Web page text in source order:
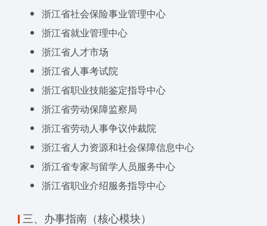
浙江省社会保险事业管理中心
浙江省就业管理中心
浙江省人才市场
浙江省人事考试院
浙江省职业技能鉴定指导中心
浙江省劳动保障监察局
浙江省劳动人事争议仲裁院
浙江省人力资源和社会保障信息中心
浙江省专家与留学人员服务中心
浙江省职业介绍服务指导中心
三、办事指南（核心模块）